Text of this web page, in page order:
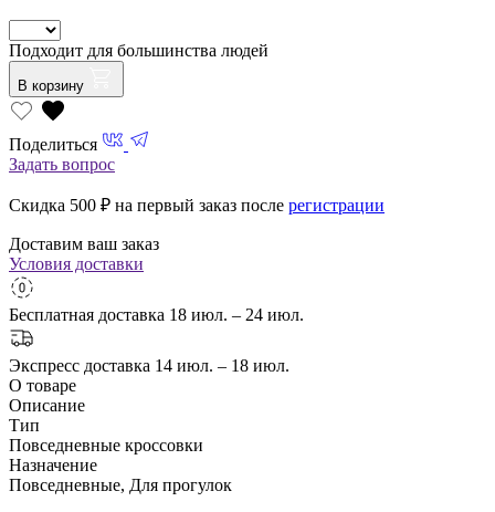
Подходит для большинства людей
В корзину
Поделиться
Задать вопрос
Скидка 500 ₽ на первый заказ после регистрации
Доставим ваш заказ
Условия доставки
Бесплатная доставка 18 июл. – 24 июл.
Экспресс доставка 14 июл. – 18 июл.
О товаре
Описание
Тип
Повседневные кроссовки
Назначение
Повседневные, Для прогулок